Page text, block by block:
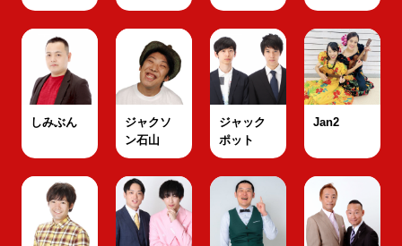
しみぶん
ジャクソ
ン石山
ジャック
ポット
Jan2